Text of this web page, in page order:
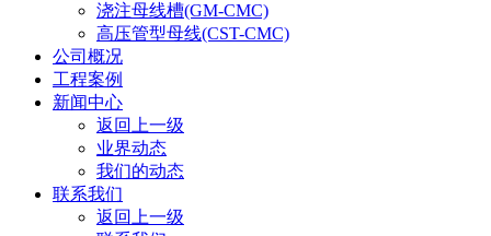
浇注母线槽(GM-CMC)
高压管型母线(CST-CMC)
公司概况
工程案例
新闻中心
返回上一级
业界动态
我们的动态
联系我们
返回上一级